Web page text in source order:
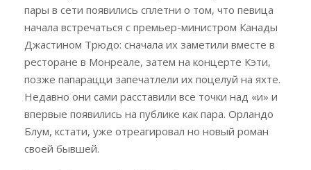
пары в сети появились сплетни о том, что певица
начала встречаться с премьер-министром Канады
Джастином Трюдо: сначала их заметили вместе в
ресторане в Монреале, затем на концерте Кэти,
позже папарацци запечатлели их поцелуй на яхте.
Недавно они сами расставили все точки над «и» и
впервые появились на публике как пара. Орландо
Блум, кстати, уже отреагировал но новый роман
своей бывшей.